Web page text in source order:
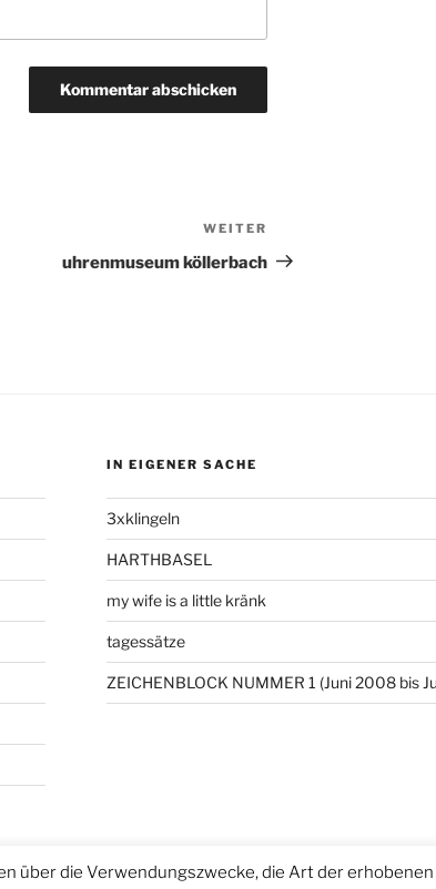
Beitrag
WEITER
uhrenmuseum köllerbach
IN EIGENER SACHE
3xklingeln
HARTHBASEL
my wife is a little kränk
tagessätze
ZEICHENBLOCK NUMMER 1 (Juni 2008 bis
die Verwendungszwecke, die Art der